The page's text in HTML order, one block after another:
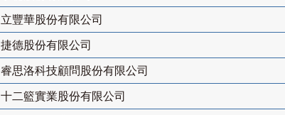
立豐華股份有限公司
捷德股份有限公司
睿思洛科技顧問股份有限公司
十二籃實業股份有限公司